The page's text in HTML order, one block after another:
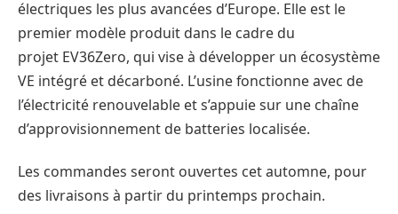
électriques les plus avancées d’Europe. Elle est le
premier modèle produit dans le cadre du
projet EV36Zero, qui vise à développer un écosystème
VE intégré et décarboné. L’usine fonctionne avec de
l’électricité renouvelable et s’appuie sur une chaîne
d’approvisionnement de batteries localisée.
Les commandes seront ouvertes cet automne, pour
des livraisons à partir du printemps prochain.